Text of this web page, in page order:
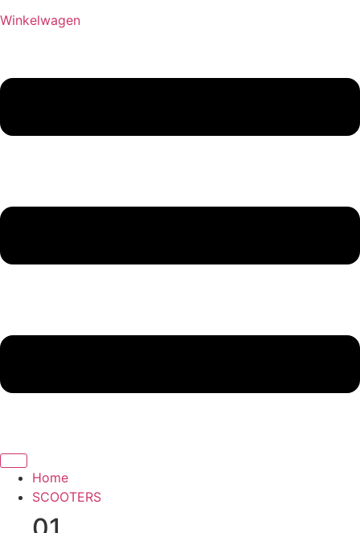
Winkelwagen
Home
SCOOTERS